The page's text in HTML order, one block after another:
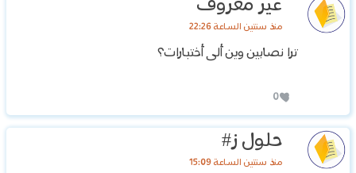
غير معروف
منذ سنتين الساعة 22:26
ترا نصابين وين ألى أختبارات؟
0
حلول ز#
منذ سنتين الساعة 15:09